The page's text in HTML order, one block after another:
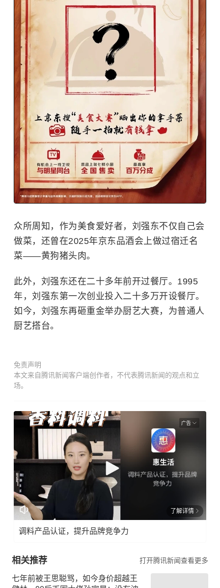
众所周知，作为美食爱好者，刘强东不仅自己会
做菜，还曾在2025年京东品酒会上做过宿迁名
菜——黄狗猪头肉。
此外，刘强东还在二十多年前开过餐厅。1995
年，刘强东第一次创业投入二十多万开设餐厅。
如今，刘强东再砸重金举办厨艺大赛，为普通人
厨艺搭台。
免责声明
本文来自腾讯新闻客户端创作者，不代表腾讯新闻的观点和立
场。
广告
了解详情
调料产品认证，提升品牌竞争力
相关推荐 打开腾讯新闻查看更多
七年前被王思聪骂，如今身价超越王